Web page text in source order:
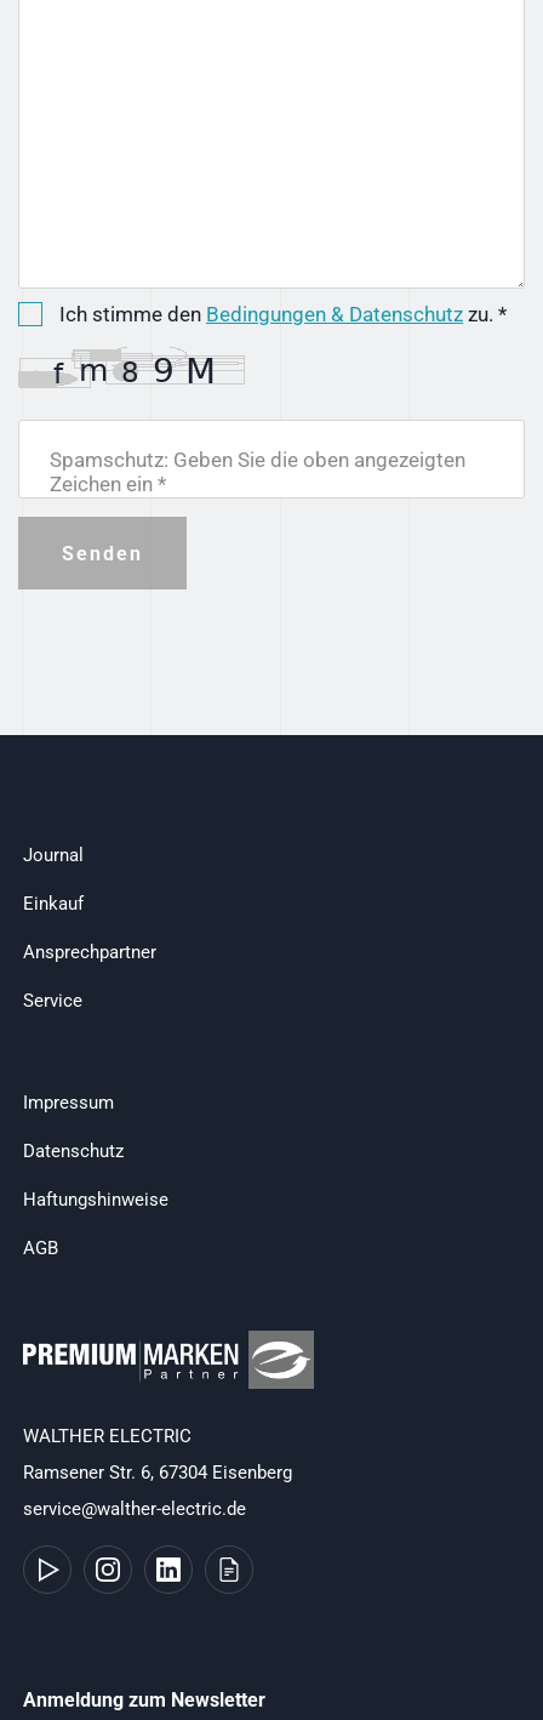
Ich stimme den Bedingungen & Datenschutz zu. *
Spamschutz: Geben Sie die oben angezeigten
Zeichen ein *
Senden
Journal
Einkauf
Ansprechpartner
Service
Impressum
Datenschutz
Haftungshinweise
AGB
WALTHER ELECTRIC
Ramsener Str. 6, 67304 Eisenberg
service@walther-electric.de
Anmeldung zum Newsletter